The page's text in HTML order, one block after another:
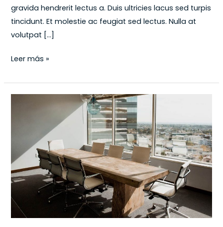
gravida hendrerit lectus a. Duis ultricies lacus sed turpis
tincidunt. Et molestie ac feugiat sed lectus. Nulla at
volutpat […]
Leer más »
power
the
world